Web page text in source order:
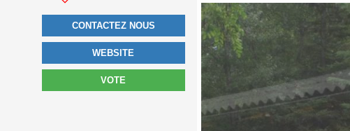
CONTACTEZ NOUS
WEBSITE
VOTE